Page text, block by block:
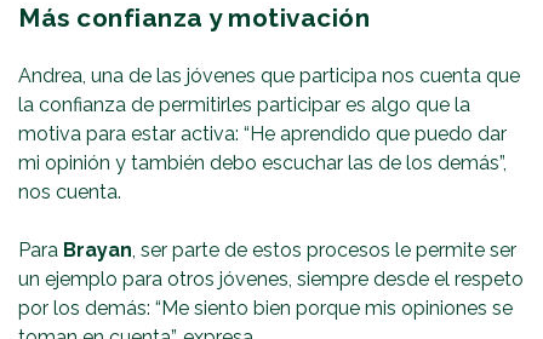
Más confianza y motivación
Andrea, una de las jóvenes que participa nos cuenta que
la confianza de permitirles participar es algo que la
motiva para estar activa: “He aprendido que puedo dar
mi opinión y también debo escuchar las de los demás”,
nos cuenta.
Para Brayan , ser parte de estos procesos le permite ser
un ejemplo para otros jóvenes, siempre desde el respeto
por los demás: “Me siento bien porque mis opiniones se